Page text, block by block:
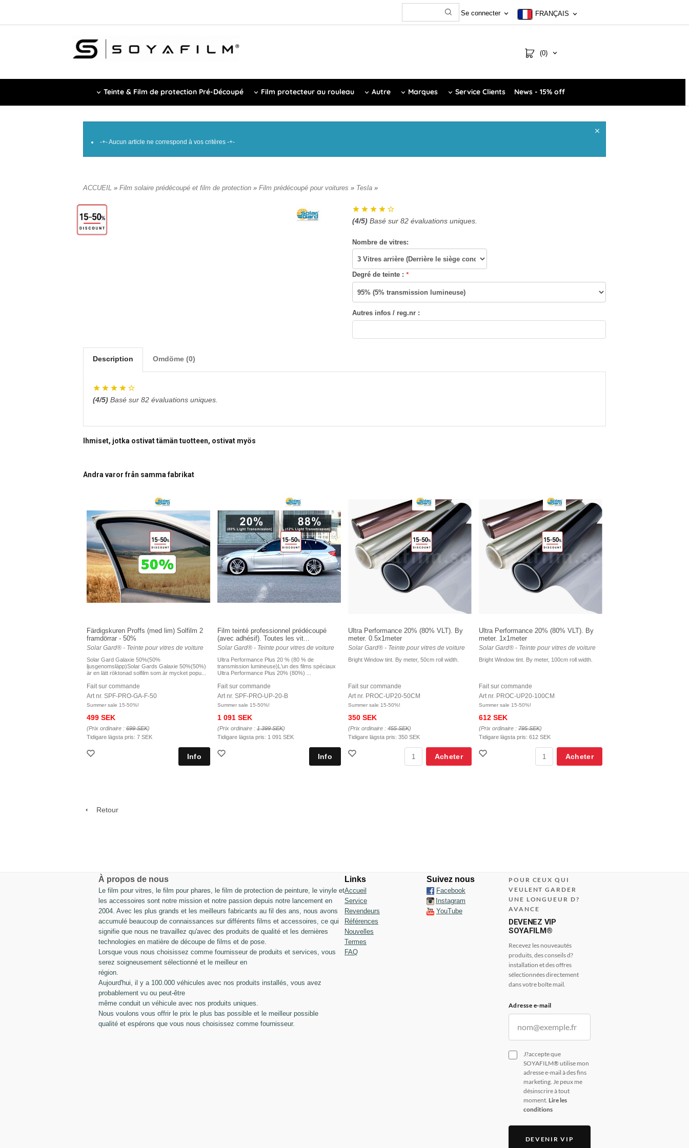
Se connecter FRANÇAIS
(0)
Teinte & Film de protection Pré-Découpé Film protecteur au rouleau Autre Marques Service Clients News - 15% off
-+- Aucun article ne correspond à vos critères -+-
ACCUEIL » Film solaire prédécoupé et film de protection » Film prédécoupé pour voitures » Tesla »
(4/5) Basé sur 82 évaluations uniques.
Nombre de vitres:
Degré de teinte : *
Autres infos / reg.nr :
Description Omdöme (0)
(4/5) Basé sur 82 évaluations uniques.
Ihmiset, jotka ostivat tämän tuotteen, ostivat myös
Andra varor från samma fabrikat
Färdigskuren Proffs (med lim) Solfilm 2
framdörrar - 50%
Solar Gard® - Teinte pour vitres de voiture
Solar Gard Galaxie 50%(50%
ljusgenomsläpp)Solar Gards Galaxie 50%(50%)
är en lätt röktonad solfilm som är mycket popu...
Fait sur commande
Art nr. SPF-PRO-GA-F-50
Summer sale 15-50%!
499 SEK
(Prix ordinaire : 699 SEK)
Tidigare lägsta pris: 7 SEK
Film teinté professionnel prédécoupé
(avec adhésif). Toutes les vit...
Solar Gard® - Teinte pour vitres de voiture
Ultra Performance Plus 20 % (80 % de
transmission lumineuse)L'un des films spéciaux
Ultra Performance Plus 20% (80%) ...
Fait sur commande
Art nr. SPF-PRO-UP-20-B
Summer sale 15-50%!
1 091 SEK
(Prix ordinaire : 1 399 SEK)
Tidigare lägsta pris: 1 091 SEK
Ultra Performance 20% (80% VLT). By
meter. 0.5x1meter
Solar Gard® - Teinte pour vitres de voiture
Bright Window tint. By meter, 50cm roll width.
Fait sur commande
Art nr. PROC-UP20-50CM
Summer sale 15-50%!
350 SEK
(Prix ordinaire : 455 SEK)
Tidigare lägsta pris: 350 SEK
Acheter
Ultra Performance 20% (80% VLT). By
meter. 1x1meter
Solar Gard® - Teinte pour vitres de voiture
Bright Window tint. By meter, 100cm roll width.
Fait sur commande
Art nr. PROC-UP20-100CM
Summer sale 15-50%!
612 SEK
(Prix ordinaire : 795 SEK)
Tidigare lägsta pris: 612 SEK
Acheter
Retour
À propos de nous
Le film pour vitres, le film pour phares, le film de protection de peinture, le vinyle et
les accessoires sont notre mission et notre passion depuis notre lancement en
2004. Avec les plus grands et les meilleurs fabricants au fil des ans, nous avons
accumulé beaucoup de connaissances sur différents films et accessoires, ce qui
signifie que nous ne travaillez qu'avec des produits de qualité et les dernières
technologies en matière de découpe de films et de pose.
Lorsque vous nous choisissez comme fournisseur de produits et services, vous
serez soigneusement sélectionné et le meilleur en
région.
Aujourd'hui, il y a 100.000 véhicules avec nos produits installés, vous avez
probablement vu ou peut-être
même conduit un véhicule avec nos produits uniques.
Nous voulons vous offrir le prix le plus bas possible et le meilleur possible
qualité et espérons que vous nous choisissez comme fournisseur.
Links
Accueil
Service
Revendeurs
Références
Nouvelles
Termes
FAQ
Suivez nous
Facebook
Instagram
YouTube
POUR CEUX QUI
VEULENT GARDER
UNE LONGUEUR D?
AVANCE
DEVENEZ VIP
SOYAFILM®
Recevez les nouveautés
produits, des conseils d?
installation et des offres
sélectionnées directement
dans votre boîte mail.
Adresse e-mail
J?accepte que
SOYAFILM® utilise mon
adresse e-mail à des fins
marketing. Je peux me
désinscrire à tout
moment. Lire les
conditions
DEVENIR VIP